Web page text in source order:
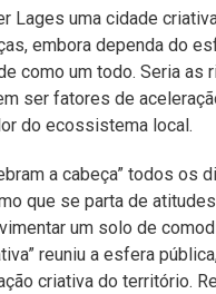
Lages uma cidade
embora dependa do
como um todo. Seria as
ser fatores de
do ecossistema local.
a cabeça” todos os
que se parta de
um solo de
reuniu a esfera
criativa do território.